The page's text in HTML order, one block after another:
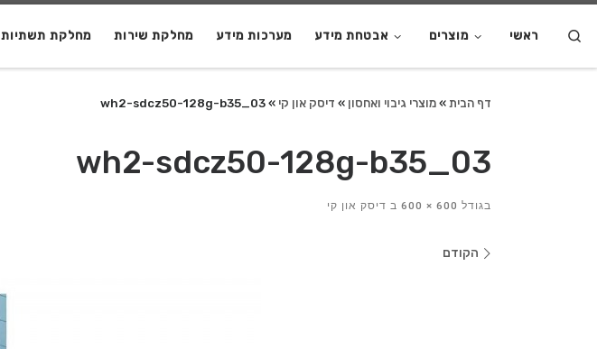
מחלקת תשתיות מחלקת שירות מערכות מידע אבטחת מידע מוצרים ראשי
דף הבית »מוצרי גיבוי ואחסון » דיסק און קי »
wh2-sdcz50-128g-b35_03
wh2-sdcz50-128g-b35_03
בגודל ב דיסק און קי
ניווט
הקודם